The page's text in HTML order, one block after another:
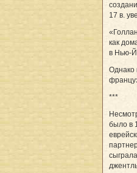
17 в.
как
в Нью-
Однако
***
было в